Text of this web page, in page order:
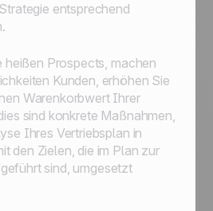
entsprechend
heißen Prospects, machen
Kunden, erhöhen Sie
Warenkorbwert Ihrer
sind konkrete Maßnahmen,
Ihres Vertriebsplan in
den Zielen, die im Plan zur
sind, umgesetzt